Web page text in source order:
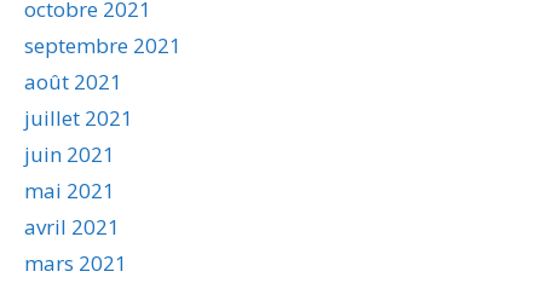
octobre 2021
septembre 2021
août 2021
juillet 2021
juin 2021
mai 2021
avril 2021
mars 2021